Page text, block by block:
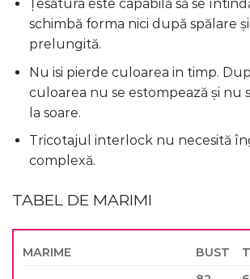
Țesătura este capabilă să se
schimbă forma nici după spălare
prelungită.
Nu isi pierde culoarea in timp.
culoarea nu se estompează și nu
la soare.
Tricotajul interlock nu necesită
complexă.
TABEL DE MARIMI
MARIME BUST